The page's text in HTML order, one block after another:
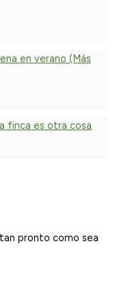
en verano (Más
finca es otra cosa
pronto como sea